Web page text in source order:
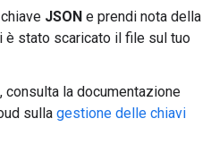
JSON e prendi nota della
è stato scaricato il file sul tuo
consulta la documentazione
sulla gestione delle chiavi